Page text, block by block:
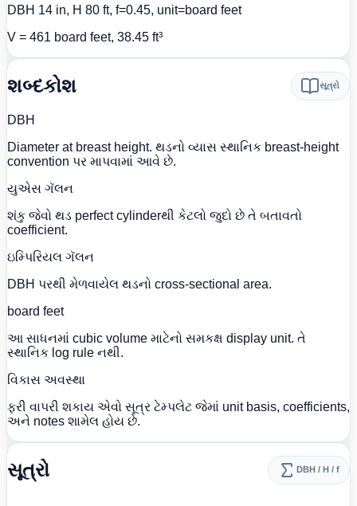
DBH 14 in, H 80 ft, f=0.45, unit=board feet
V = 461 board feet, 38.45 ft³
શબ્દકોશ સૂત્રો
DBH
Diameter at breast height. થડનો વ્યાસ સ્થાનિક breast-height
convention પર માપવામાં આવે છે.
યુએસ ગૅલન
શંકુ જેવો થડ perfect cylinderથી કેટલો જુદો છે તે બતાવતો
coefficient.
ઇમ્પિરિયલ ગૅલન
DBH પરથી મેળવાયેલ થડનો cross-sectional area.
board feet
આ સાધનમાં cubic volume માટેનો સમકક્ષ display unit. તે
સ્થાનિક log rule નથી.
વિકાસ અવસ્થા
ફરી વાપરી શકાય એવો સૂત્ર ટેમ્પલેટ જેમાં unit basis, coefficients,
અને notes શામેલ હોય છે.
સૂત્રો DBH / H / f